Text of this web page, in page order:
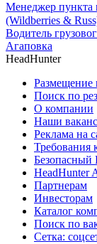
Менеджер пункта
(Wildberries &
Водитель
Агаповка
HeadHunter
Размещение
Поиск по
О компании
Наши
Реклама на
Требования
Безопасный
HeadHunter
Партнерам
Инвесторам
Каталог
Поиск по
Сетка: